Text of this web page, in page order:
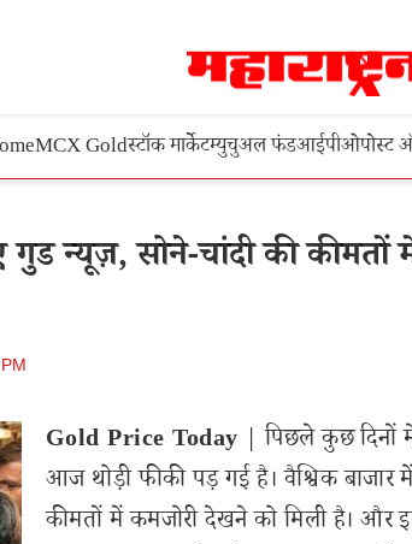
MCX Goldस्टॉक मार्केटम्युचुअल फंडआईपीओपोस्ट
न्यूज़, सोने-चांदी की कीमतों
Gold Price Today | पिछले कुछ दिनों
आज थोड़ी फीकी पड़ गई है। वैश्विक
कीमतों में कमजोरी देखने को मिली है। और